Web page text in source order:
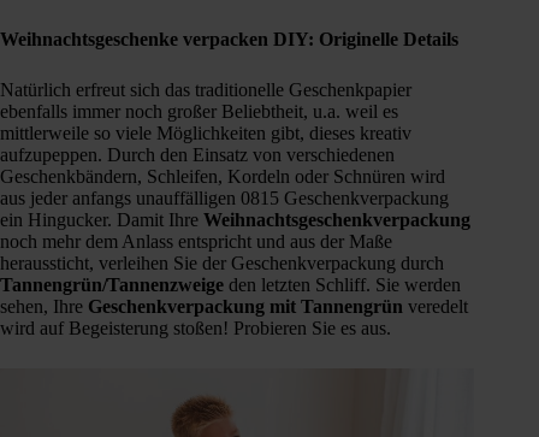
Weihnachtsgeschenke verpacken DIY: Originelle Details
Natürlich erfreut sich das traditionelle Geschenkpapier
ebenfalls immer noch großer Beliebtheit, u.a. weil es
mittlerweile so viele Möglichkeiten gibt, dieses kreativ
aufzupeppen. Durch den Einsatz von verschiedenen
Geschenkbändern, Schleifen, Kordeln oder Schnüren wird
aus jeder anfangs unauffälligen 0815 Geschenkverpackung
ein Hingucker. Damit Ihre Weihnachtsgeschenkverpackung
noch mehr dem Anlass entspricht und aus der Maße
heraussticht, verleihen Sie der Geschenkverpackung durch
Tannengrün/Tannenzweige den letzten Schliff. Sie werden
sehen, Ihre Geschenkverpackung mit Tannengrün veredelt
wird auf Begeisterung stoßen! Probieren Sie es aus.